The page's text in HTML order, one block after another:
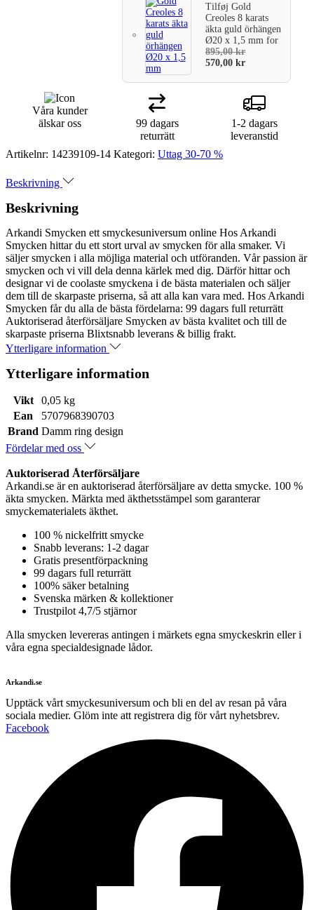
TilføjGold
Creoles 8 karats
äkta guld örhängen
Ø20 x 1,5 mmfor
895,00kr
570,00kr
Våra kunder
älskar oss
99 dagars
returrätt
1-2 dagars
leveranstid
Artikelnr: 14239109-14 Kategori: Uttag 30-70 %
Beskrivning
Beskrivning
Arkandi Smycken ett smyckesuniversum online Hos Arkandi
Smycken hittar du ett stort urval av smycken för alla smaker. Vi
säljer smycken i alla möjliga material och utföranden. Vår passion är
smycken och vi vill dela denna kärlek med dig. Därför hittar och
designar vi de coolaste smyckena i de bästa materialen och säljer
dem till de skarpaste priserna, så att alla kan vara med. Hos Arkandi
Smycken får du alla de bästa fördelarna: 99 dagars full returrätt
Auktoriserad återförsäljare Smycken av bästa kvalitet och till de
skarpaste priserna Blixtsnabb leverans & billig frakt.
Ytterligare information
Ytterligare information
Vikt
0,05 kg
Ean
5707968390703
Brand Damm ring design
Fördelar med oss
Auktoriserad Återförsäljare
Arkandi.se är en auktoriserad återförsäljare av detta smycke. 100 %
äkta smycken. Märkta med äkthetsstämpel som garanterar
smyckematerialets äkthet.
100 % nickelfritt smycke
Snabb leverans: 1-2 dagar
Gratis presentförpackning
99 dagars full returrätt
100% säker betalning
Svenska märken & kollektioner
Trustpilot 4,7/5 stjärnor
Alla smycken levereras antingen i märkets egna smyckeskrin eller i
våra egna specialdesignade lådor.
Arkandi.se
Upptäck vårt smyckesuniversum och bli en del av resan på våra
sociala medier. Glöm inte att registrera dig för vårt nyhetsbrev.
Facebook